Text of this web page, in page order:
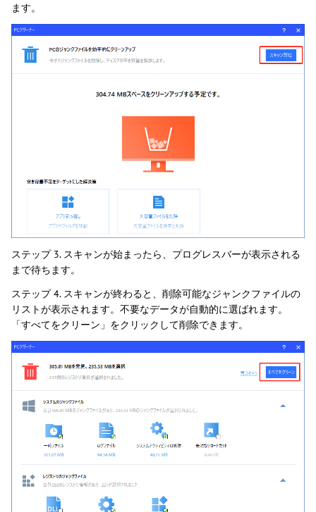
ます。
ステップ 3. スキャンが始まったら、プログレスバーが表示される
まで待ちます。
ステップ 4. スキャンが終わると、削除可能なジャンクファイルの
リストが表示されます。不要なデータが自動的に選ばれます。
「すべてをクリーン」をクリックして削除できます。